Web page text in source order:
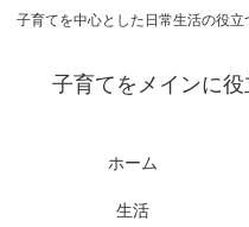
子育てを中心とした日常生活の役
子育てをメインに
ホーム
生活